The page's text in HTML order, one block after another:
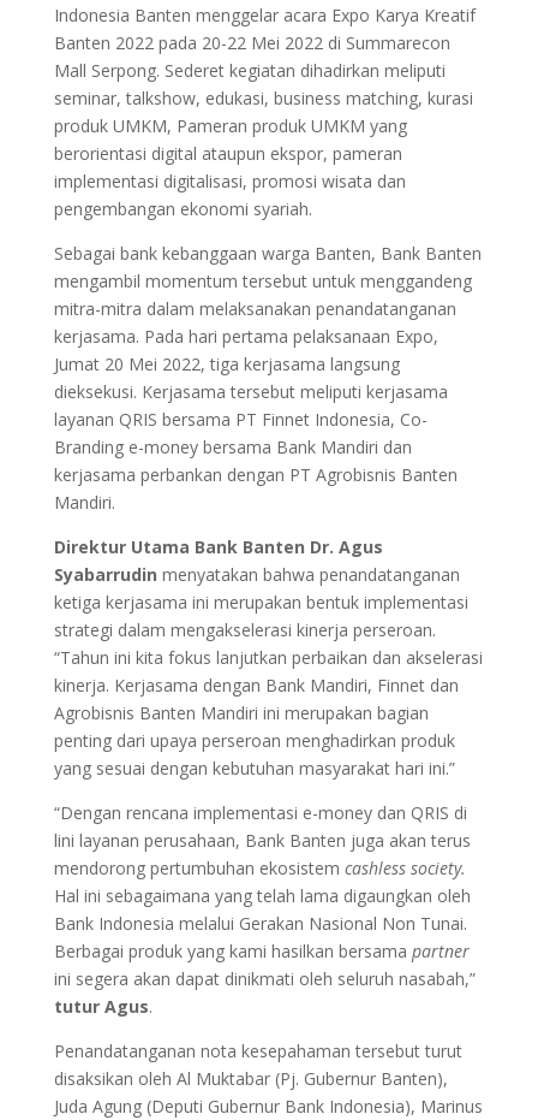
Indonesia Banten menggelar acara Expo Karya Kreatif
Banten 2022 pada 20-22 Mei 2022 di Summarecon
Mall Serpong. Sederet kegiatan dihadirkan meliputi
seminar, talkshow, edukasi, business matching, kurasi
produk UMKM, Pameran produk UMKM yang
berorientasi digital ataupun ekspor, pameran
implementasi digitalisasi, promosi wisata dan
pengembangan ekonomi syariah.
Sebagai bank kebanggaan warga Banten, Bank Banten
mengambil momentum tersebut untuk menggandeng
mitra-mitra dalam melaksanakan penandatanganan
kerjasama. Pada hari pertama pelaksanaan Expo,
Jumat 20 Mei 2022, tiga kerjasama langsung
dieksekusi. Kerjasama tersebut meliputi kerjasama
layanan QRIS bersama PT Finnet Indonesia, Co-
Branding e-money bersama Bank Mandiri dan
kerjasama perbankan dengan PT Agrobisnis Banten
Mandiri.
Direktur Utama Bank Banten Dr. Agus
Syabarrudin menyatakan bahwa penandatanganan
ketiga kerjasama ini merupakan bentuk implementasi
strategi dalam mengakselerasi kinerja perseroan.
“Tahun ini kita fokus lanjutkan perbaikan dan akselerasi
kinerja. Kerjasama dengan Bank Mandiri, Finnet dan
Agrobisnis Banten Mandiri ini merupakan bagian
penting dari upaya perseroan menghadirkan produk
yang sesuai dengan kebutuhan masyarakat hari ini.”
“Dengan rencana implementasi e-money dan QRIS di
lini layanan perusahaan, Bank Banten juga akan terus
mendorong pertumbuhan ekosistem cashless society.
Hal ini sebagaimana yang telah lama digaungkan oleh
Bank Indonesia melalui Gerakan Nasional Non Tunai.
Berbagai produk yang kami hasilkan bersama partner
ini segera akan dapat dinikmati oleh seluruh nasabah,”
tutur Agus.
Penandatanganan nota kesepahaman tersebut turut
disaksikan oleh Al Muktabar (Pj. Gubernur Banten),
Juda Agung (Deputi Gubernur Bank Indonesia), Marinus